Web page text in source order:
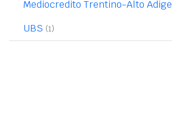
Mediocredito Trentino-Alto Adige
UBS (1)